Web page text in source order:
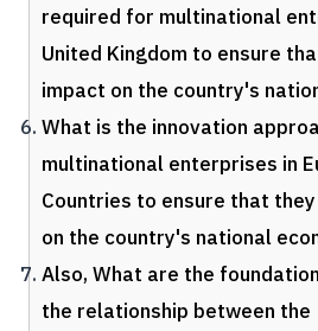
required for multinational
United Kingdom to ensure
impact on the country's
What is the innovation
multinational enterprises in
Countries to ensure that
on the country's national
Also, What are the
the relationship between the